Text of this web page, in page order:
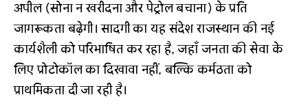
अपील (सोना न खरीदना और पेट्रोल बचाना) के प्रति
जागरूकता बढ़ेगी। सादगी का यह संदेश राजस्थान की नई
कार्यशैली को परिभाषित कर रहा है, जहाँ जनता की सेवा के
लिए प्रोटोकॉल का दिखावा नहीं, बल्कि कर्मठता को
प्राथमिकता दी जा रही है।